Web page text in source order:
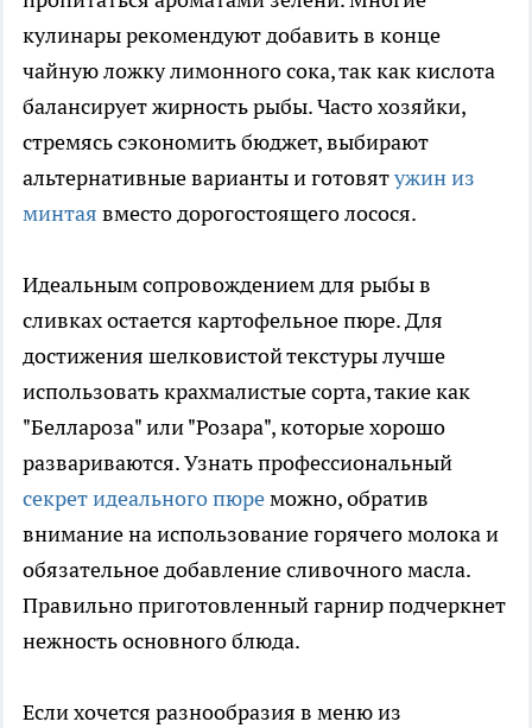
кулинары рекомендуют добавить в конце
чайную ложку лимонного сока, так как кислота
балансирует жирность рыбы. Часто хозяйки,
стремясь сэкономить бюджет, выбирают
альтернативные варианты и готовятужин из
минтая вместо дорогостоящего лосося.
Идеальным сопровождением для рыбы в
сливках остается картофельное пюре. Для
достижения шелковистой текстуры лучше
использовать крахмалистые сорта, такие как
"Беллароза" или "Розара", которые хорошо
развариваются. Узнать профессиональный
секрет идеального пюреможно, обратив
внимание на использование горячего молока и
обязательное добавление сливочного масла.
Правильно приготовленный гарнир подчеркнет
нежность основного блюда.
Если хочется разнообразия в меню из